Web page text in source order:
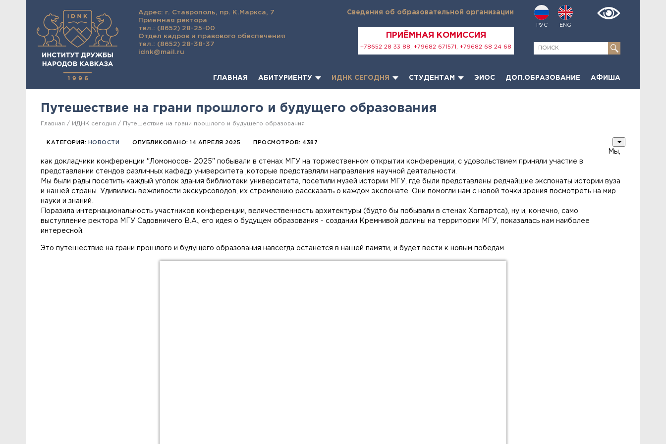
Адрес: г. Ставрополь, пр. К.Маркса, 7
Приемная ректора
тел.: (8652) 28-25-00
Отдел кадров и правового обеспечения
тел.: (8652) 28-38-37
idnk@mail.ru
Сведения об образовательной организации
ПРИЁМНАЯ КОМИССИЯ
+78652 28 33 88, +79682 671571, +79682 68 24 68
РУС ENG
ГЛАВНАЯ АБИТУРИЕНТУ ИДНК СЕГОДНЯ СТУДЕНТАМ ЭИОС ДОП.ОБРАЗОВАНИЕ АФИША
Путешествие на грани прошлого и будущего образования
Главная ИДНК сегодня Путешествие на грани прошлого и будущего образования
КАТЕГОРИЯ: НОВОСТИ ОПУБЛИКОВАНО: 14 АПРЕЛЯ 2025 ПРОСМОТРОВ: 4387
Мы,
как докладчики конференции "Ломоносов- 2025" побывали в стенах МГУ на торжественном открытии конференции, с удовольствием приняли участие в
представлении стендов различных кафедр университета ,которые представляли направления научной деятельности.
Мы были рады посетить каждый уголок здания библиотеки университета, посетили музей истории МГУ, где были представлены редчайшие экспонаты истории вуза
и нашей страны. Удивились вежливости экскурсоводов, их стремлению рассказать о каждом экспонате. Они помогли нам с новой точки зрения посмотреть на мир
науки и знаний.
Поразила интернациональность участников конференции, величественность архитектуры (будто бы побывали в стенах Хогвартса), ну и, конечно, само
выступление ректора МГУ Садовничего В.А., его идея о будущем образования - создании Кремнивой долины на территории МГУ, показалась нам наиболее
интересной.
Это путешествие на грани прошлого и будущего образования навсегда останется в нашей памяти, и будет вести к новым победам.